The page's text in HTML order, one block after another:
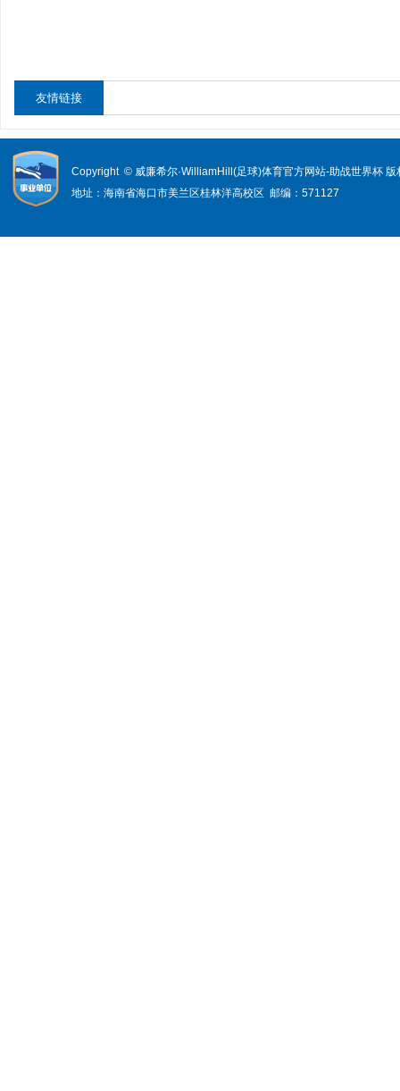
友情链接
Copyright © 威廉希尔·WilliamHill(足球)体育官方网站-助战世界杯
地址：海南省海口市美兰区桂林洋高校区 邮编：571127